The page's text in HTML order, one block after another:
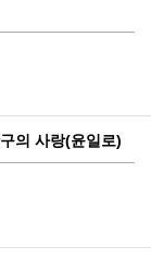
의 사랑(윤일로)